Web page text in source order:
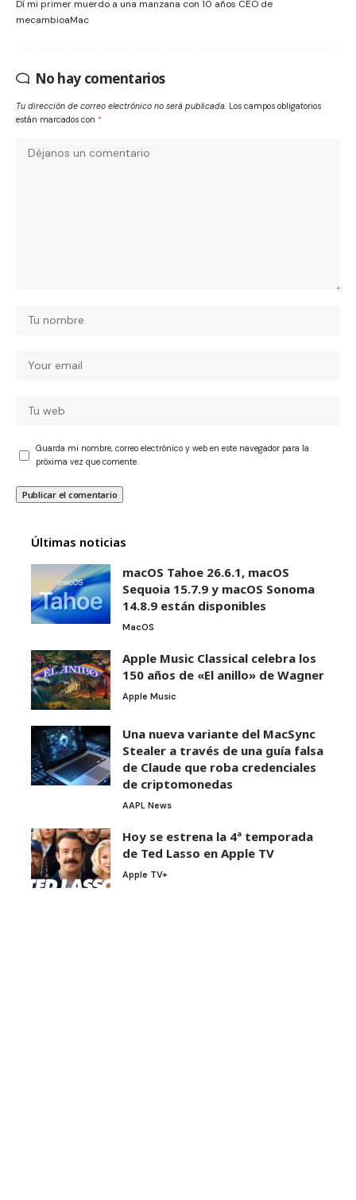
Dí mi primer muerdo a una manzana con 10 años CEO de
mecambioaMac
No hay comentarios
Tu dirección de correo electrónico no será publicada. Los campos obligatorios
están marcados con *
Guarda mi nombre, correo electrónico y web en este navegador para la
próxima vez que comente.
Últimas noticias
macOS Tahoe 26.6.1, macOS
Sequoia 15.7.9 y macOS Sonoma
14.8.9 están disponibles
MacOS
Apple Music Classical celebra los
150 años de «El anillo» de Wagner
Apple Music
Una nueva variante del MacSync
Stealer a través de una guía falsa
de Claude que roba credenciales
de criptomonedas
AAPL News
Hoy se estrena la 4ª temporada
de Ted Lasso en Apple TV
Apple TV+